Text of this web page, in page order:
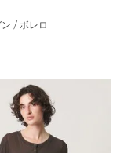
/ ボレロ